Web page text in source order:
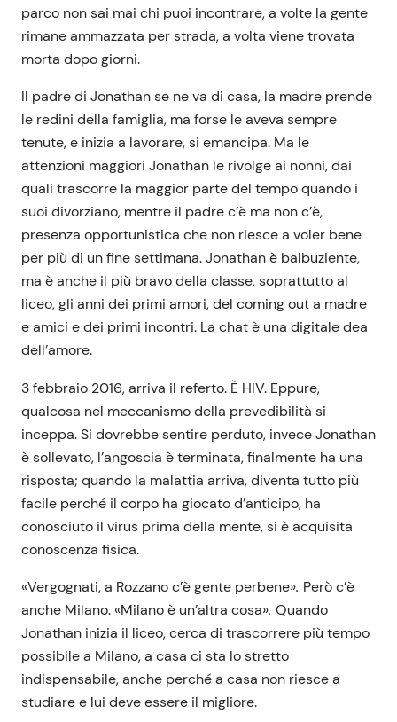
parco non sai mai chi puoi incontrare, a volte la gente
rimane ammazzata per strada, a volta viene trovata
morta dopo giorni.
Il padre di Jonathan se ne va di casa, la madre prende
le redini della famiglia, ma forse le aveva sempre
tenute, e inizia a lavorare, si emancipa. Ma le
attenzioni maggiori Jonathan le rivolge ai nonni, dai
quali trascorre la maggior parte del tempo quando i
suoi divorziano, mentre il padre c’è ma non c’è,
presenza opportunistica che non riesce a voler bene
per più di un fine settimana. Jonathan è balbuziente,
ma è anche il più bravo della classe, soprattutto al
liceo, gli anni dei primi amori, del coming out a madre
e amici e dei primi incontri. La chat è una digitale dea
dell’amore.
3 febbraio 2016, arriva il referto. È HIV. Eppure,
qualcosa nel meccanismo della prevedibilità si
inceppa. Si dovrebbe sentire perduto, invece Jonathan
è sollevato, l’angoscia è terminata, finalmente ha una
risposta; quando la malattia arriva, diventa tutto più
facile perché il corpo ha giocato d’anticipo, ha
conosciuto il virus prima della mente, si è acquisita
conoscenza fisica.
«Vergognati, a Rozzano c’è gente perbene». Però c’è
anche Milano. «Milano è un’altra cosa». Quando
Jonathan inizia il liceo, cerca di trascorrere più tempo
possibile a Milano, a casa ci sta lo stretto
indispensabile, anche perché a casa non riesce a
studiare e lui deve essere il migliore.